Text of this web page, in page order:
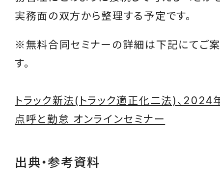
実務面の双方から整理する予定です。
※無料合同セミナーの詳細は下記にてご
す。
トラック新法(トラック適正化二法)、2024
点呼と勤怠 オンラインセミナー
出典・参考資料